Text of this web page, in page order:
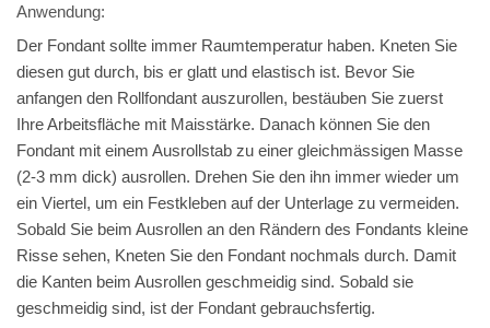
Anwendung:
Der Fondant sollte immer Raumtemperatur haben. Kneten Sie
diesen gut durch, bis er glatt und elastisch ist. Bevor Sie
anfangen den Rollfondant auszurollen, bestäuben Sie zuerst
Ihre Arbeitsfläche mit Maisstärke. Danach können Sie den
Fondant mit einem Ausrollstab zu einer gleichmässigen Masse
(2-3 mm dick) ausrollen. Drehen Sie den ihn immer wieder um
ein Viertel, um ein Festkleben auf der Unterlage zu vermeiden.
Sobald Sie beim Ausrollen an den Rändern des Fondants kleine
Risse sehen, Kneten Sie den Fondant nochmals durch. Damit
die Kanten beim Ausrollen geschmeidig sind. Sobald sie
geschmeidig sind, ist der Fondant gebrauchsfertig.